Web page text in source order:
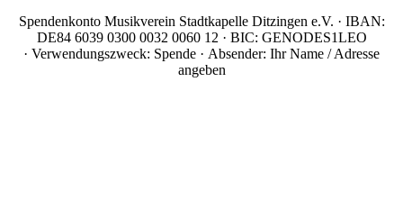
Spendenkonto Musikverein Stadtkapelle Ditzingen e.V. · IBAN:
DE84 6039 0300 0032 0060 12 · BIC: GENODES1LEO
· Verwendungszweck: Spende · Absender: Ihr Name / Adresse
angeben